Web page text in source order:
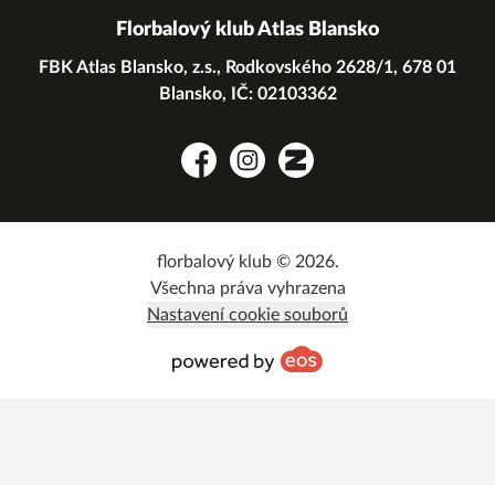
Florbalový klub Atlas Blansko
FBK Atlas Blansko, z.s., Rodkovského 2628/1, 678 01
Blansko, IČ: 02103362
FacebookInstagramZonerama
florbalový klub © 2026.
Všechna práva vyhrazena
Nastavení cookie souborů